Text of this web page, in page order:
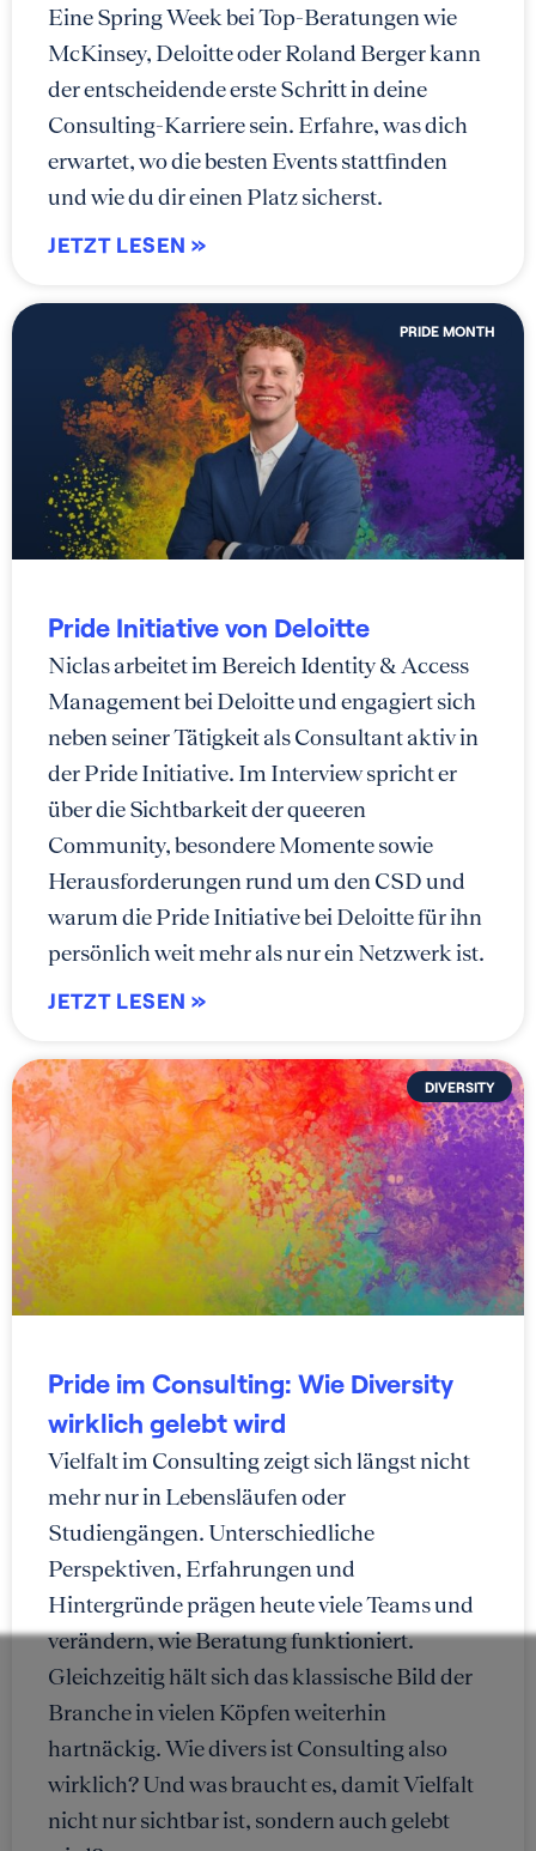
Eine Spring Week bei Top-Beratungen wie
McKinsey, Deloitte oder Roland Berger kann
der entscheidende erste Schritt in deine
Consulting-Karriere sein. Erfahre, was dich
erwartet, wo die besten Events stattfinden
und wie du dir einen Platz sicherst.
JETZT LESEN »
PRIDE MONTH
Pride Initiative von Deloitte
Niclas arbeitet im Bereich Identity & Access
Management bei Deloitte und engagiert sich
neben seiner Tätigkeit als Consultant aktiv in
der Pride Initiative. Im Interview spricht er
über die Sichtbarkeit der queeren
Community, besondere Momente sowie
Herausforderungen rund um den CSD und
warum die Pride Initiative bei Deloitte für ihn
persönlich weit mehr als nur ein Netzwerk ist.
JETZT LESEN »
DIVERSITY
Pride im Consulting: Wie Diversity
wirklich gelebt wird
Vielfalt im Consulting zeigt sich längst nicht
mehr nur in Lebensläufen oder
Studiengängen. Unterschiedliche
Perspektiven, Erfahrungen und
Hintergründe prägen heute viele Teams und
verändern, wie Beratung funktioniert.
Gleichzeitig hält sich das klassische Bild der
Branche in vielen Köpfen weiterhin
hartnäckig. Wie divers ist Consulting also
wirklich? Und was braucht es, damit Vielfalt
nicht nur sichtbar ist, sondern auch gelebt